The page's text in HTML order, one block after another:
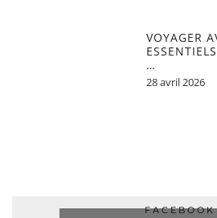
VOYAGER
…
28 avril 2026
FACEBOOK